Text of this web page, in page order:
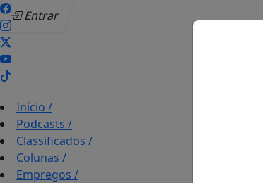
Entrar
Início /
Podcasts /
Classificados /
Colunas /
Empregos /